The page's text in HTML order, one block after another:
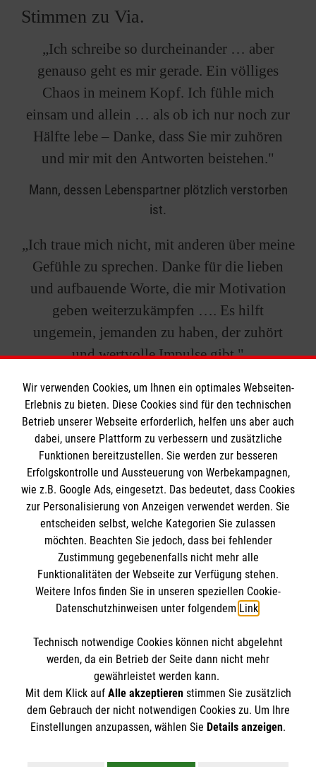
Stimmen zu Via.
„Ich schreibe so durcheinander … aber
genauso geht es mir gerade. Ein völliges
Chaos in meinem Kopf. Ich fühle mich
einsam und allein … als ob ich nur noch zur
Hälfte lebe – Danke, dass Sie mir zuhören
und mir mit den Antworten beistehen."
Mann, dessen Lebenspartner plötzlich verstorben
ist.
„Ich traue mich nicht, mit anderen über meine
Gefühle zu sprechen. Danke für die lieben
und aufbauende Worte, die mir Motivation
geben weiterzukämpfen …. Es hilft
ungemein, jemanden zu haben, der zuhört
und wertvolle Impulse gibt."
20-jährige Pflegekraft – hat vor kurzem ihren Papa
verloren.
„Bei Via. habe ich die Möglichkeit, trotz
Schichtdienst ein Ehrenamt auszuüben.“
Mike, Polizeibeamter, Mitte 20, ehrenamtlicher
Trauerbegleiter
Cookies verwalten |Impressum|Datenschutz|
Kontakt
Wir verwenden Cookies, um Ihnen ein optimales Webseiten-
Erlebnis zu bieten. Diese Cookies sind für den technischen
Betrieb unserer Webseite erforderlich, helfen uns aber auch
dabei, unsere Plattform zu verbessern und zusätzliche
Funktionen bereitzustellen. Sie werden zur besseren
Erfolgskontrolle und Aussteuerung von Werbekampagnen,
wie z.B. Google Ads, eingesetzt. Das bedeutet, dass Cookies
zur Personalisierung von Anzeigen verwendet werden. Sie
entscheiden selbst, welche Kategorien Sie zulassen
möchten. Beachten Sie jedoch, dass bei fehlender
Zustimmung gegebenenfalls nicht mehr alle
Funktionalitäten der Webseite zur Verfügung stehen.
Weitere Infos finden Sie in unseren speziellen Cookie-
Datenschutzhinweisen unter folgendem Link.
Technisch notwendige Cookies können nicht abgelehnt
werden, da ein Betrieb der Seite dann nicht mehr
gewährleistet werden kann.
Mit dem Klick auf Alle akzeptierenstimmen Sie zusätzlich
dem Gebrauch der nicht notwendigen Cookies zu. Um Ihre
Einstellungen anzupassen, wählen Sie Details anzeigen.